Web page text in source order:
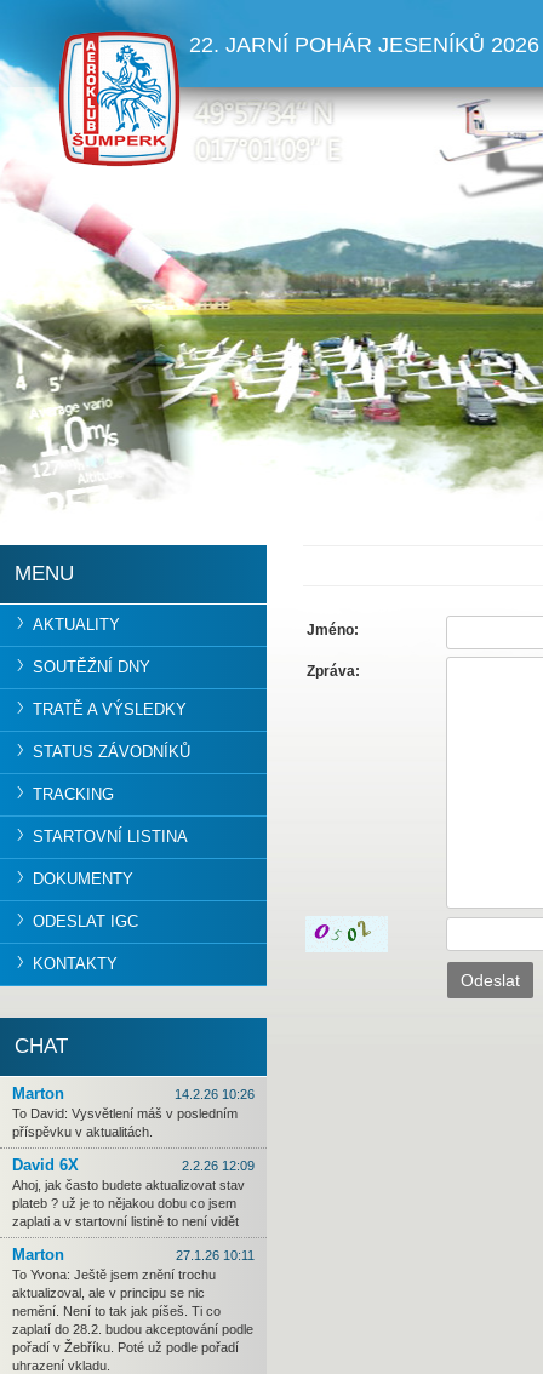
22. JARNÍ POHÁR JESENÍKŮ 2026
MENU
AKTUALITY
SOUTĚŽNÍ DNY
TRATĚ A VÝSLEDKY
STATUS ZÁVODNÍKŮ
TRACKING
STARTOVNÍ LISTINA
DOKUMENTY
ODESLAT IGC
KONTAKTY
CHAT
Marton
14.2.26 10:26
To David: Vysvětlení máš v posledním
příspěvku v aktualitách.
David 6X
2.2.26 12:09
Ahoj, jak často budete aktualizovat stav
plateb ? už je to nějakou dobu co jsem
zaplati a v startovní listině to není vidět
Marton
27.1.26 10:11
To Yvona: Ještě jsem znění trochu
aktualizoval, ale v principu se nic
nemění. Není to tak jak píšeš. Ti co
zaplatí do 28.2. budou akceptování podle
pořadí v Žebříku. Poté už podle pořadí
uhrazení vkladu.
Jméno:
Zpráva: